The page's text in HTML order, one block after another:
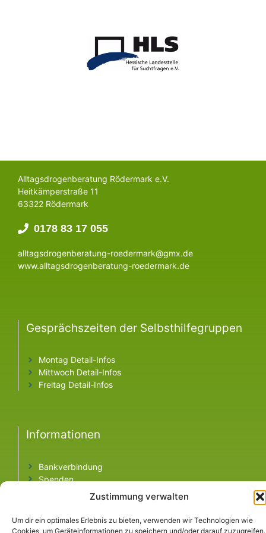
Zustimmung verwalten
Um dir ein optimales Erlebnis zu bieten, verwenden wir Technologien wie
Cookies, um Geräteinformationen zu speichern und/oder darauf zuzugreifen.
Alltagsdrogenberatung Rödermark e.V.
Heitkämperstraße 11
63322 Rödermark
0178 83 17 055
alltagsdrogenberatung-roedermark@gmx.de
www.alltagsdrogenberatung-roedermark.de
Gesprächszeiten der Selbsthilfegruppen
Montag Detail-Infos
Mittwoch Detail-Infos
Freitag Detail-Infos
Informationen
Bankverbindung
Spenden
Vereinssatzung